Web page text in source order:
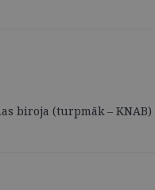
biroja (turpmāk –